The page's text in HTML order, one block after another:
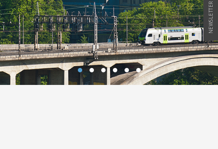
NEWSLETTER